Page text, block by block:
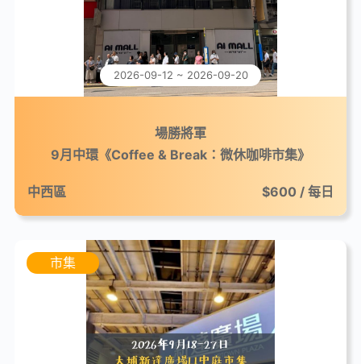
2026-09-12 ~ 2026-09-20
場勝將軍
9月中環《Coffee & Break：微休咖啡市集》
中西區 $600 / 每日
市集